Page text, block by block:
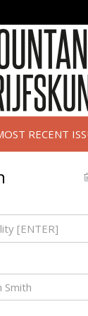
RECENT